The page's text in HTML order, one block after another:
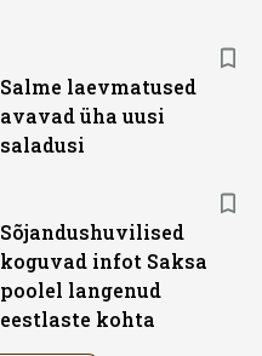
Salme laevmatused
avavad üha uusi
saladusi
Sõjandushuvilised
koguvad infot Saksa
poolel langenud
eestlaste kohta